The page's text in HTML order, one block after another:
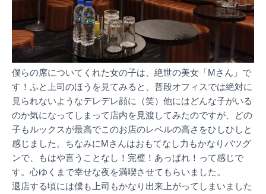
僕らの席についてくれた女の子は、絶世の美女「Mさん」で
す！ふと上司のほうを見てみると、普段オフィスでは絶対に
見られないようなデレデレ顔に（笑）他にはどんな子がいる
のか気になってしまって店内を見渡してみたのですが、どの
子もルックスが最高でこのお店のレベルの高さをひしひしと
感じました。ちなみにMさんはおもてなし力もかなりバツグ
ンで、もはや言うことなし！完璧！あっぱれ！って感じで
す。心ゆくまで幸せな夜を満喫させてもらいました。
退店する頃には僕も上司もかなり出来上がってしまいました